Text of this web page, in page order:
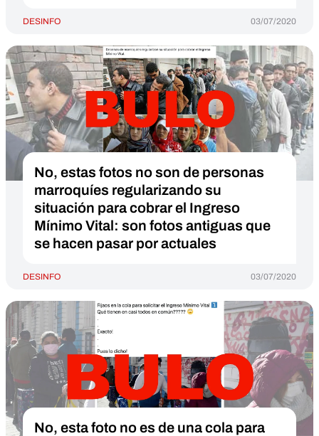
DESINFO 03/07/2020
No, estas fotos no son de personas
marroquíes regularizando su
situación para cobrar el Ingreso
Mínimo Vital: son fotos antiguas que
se hacen pasar por actuales
DESINFO 03/07/2020
No, esta foto no es de una cola para